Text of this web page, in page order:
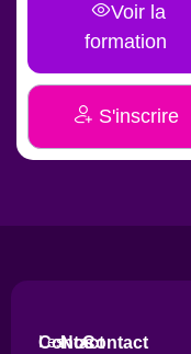
Voir la
formation
S'inscrire
Contact
LesNosContact